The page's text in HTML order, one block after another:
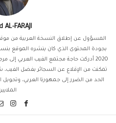
AL-FARAJI
بجودة المحتوى الذي كان ينشره الموقع
2020 أدركت حاجة مجتمع الفيب العربي
تمكنت من الإقلاع عن السجائر بفضل
الحد من الضرر إلى جمهورنا العربي، وتحويل